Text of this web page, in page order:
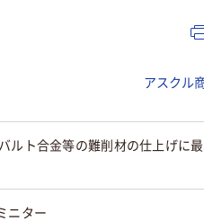
アスクル
ルト合金等の難削材の仕上げに
ニター